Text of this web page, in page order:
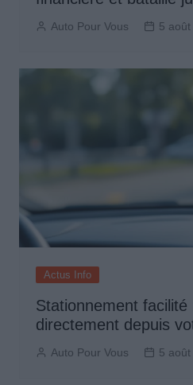
Auto Pour Vous 5
Actus Info
Stationnement facilité
directement depuis
Auto Pour Vous 5